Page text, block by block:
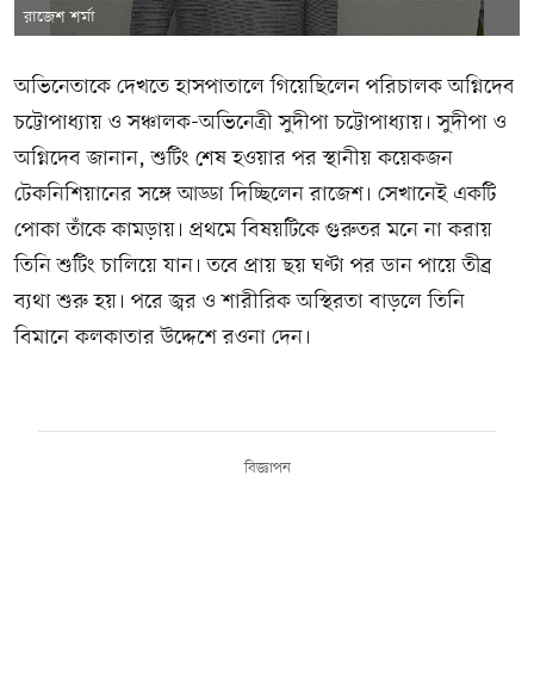
রাজেশ শর্মা
অভিনেতাকে দেখতে হাসপাতালে গিয়েছিলেন পরিচালক অগ্নিদেব
চট্টোপাধ্যায় ও সঞ্চালক-অভিনেত্রী সুদীপা চট্টোপাধ্যায়। সুদীপা ও
অগ্নিদেব জানান, শুটিং শেষ হওয়ার পর স্থানীয় কয়েকজন
টেকনিশিয়ানের সঙ্গে আড্ডা দিচ্ছিলেন রাজেশ। সেখানেই একটি
পোকা তাঁকে কামড়ায়। প্রথমে বিষয়টিকে গুরুতর মনে না করায়
তিনি শুটিং চালিয়ে যান। তবে প্রায় ছয় ঘণ্টা পর ডান পায়ে তীব্র
ব্যথা শুরু হয়। পরে জ্বর ও শারীরিক অস্থিরতা বাড়লে তিনি
বিমানে কলকাতার উদ্দেশে রওনা দেন।
বিজ্ঞাপন